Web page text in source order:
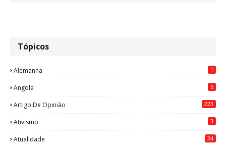
Tópicos
Alemanha 1
Angola 6
Artigo De Opinião 223
Ativismo 3
Atualidade 34